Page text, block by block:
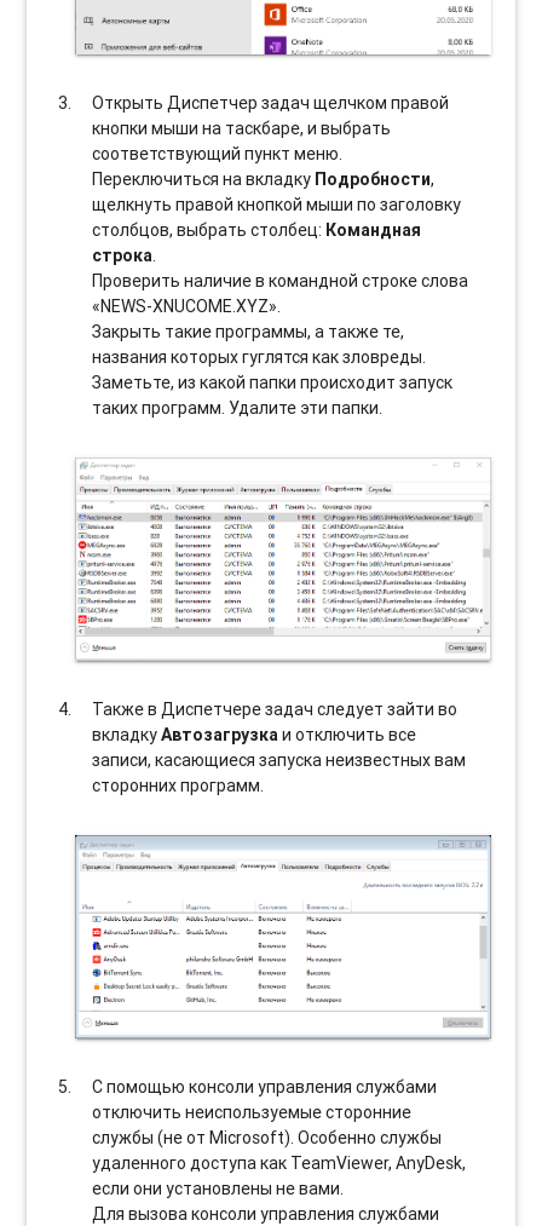
Открыть Диспетчер задач щелчком правой
кнопки мыши на таскбаре, и выбрать
соотвeтствующий пункт меню.
Переключиться на вкладку Подробности,
щелкнуть правой кнопкой мыши по заголовку
столбцов, выбрать столбец: Командная
строка.
Проверить наличие в командной строке слова
«NEWS-XNUCOME.XYZ».
Закрыть такие программы, а также те,
названия которых гуглятся как зловреды.
Заметьте, из какой папки происходит запуск
таких программ. Удалите эти папки.
Также в Диспетчере задач следует зайти во
вкладкуАвтозагрузкаи отключить все
записи, касающиеся запуска неизвестных вам
сторонних программ.
С помощью консоли управления службами
отключить неиспользуемые сторонние
службы (не от Microsoft). Особенно службы
удаленного доступа как TeamViewer, AnyDesk,
если они установлены не вами.
Для вызова консоли управления службами